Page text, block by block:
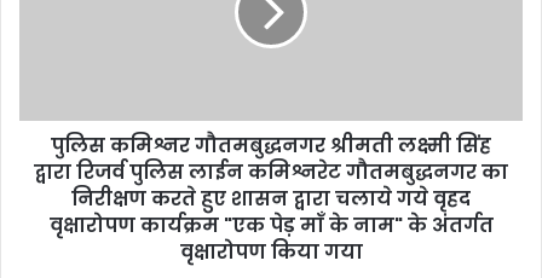
पुलिस कमिश्नर गौतमबुद्धनगर श्रीमती लक्ष्मी सिंह
द्वारा रिजर्व पुलिस लाईन कमिश्नरेट गौतमबुद्धनगर का
निरीक्षण करते हुए शासन द्वारा चलाये गये वृहद
वृक्षारोपण कार्यक्रम "एक पेड़ माँ के नाम" के अंतर्गत
वृक्षारोपण किया गया